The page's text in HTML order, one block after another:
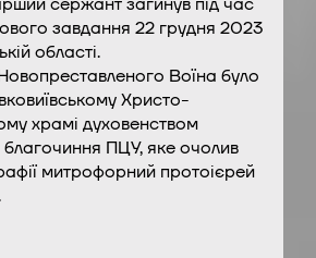
завдання 22 грудня 2023
області.
Воїна було
Христо-
храмі духовенством
ПЦУ, яке очолив
митрофорний протоієрей